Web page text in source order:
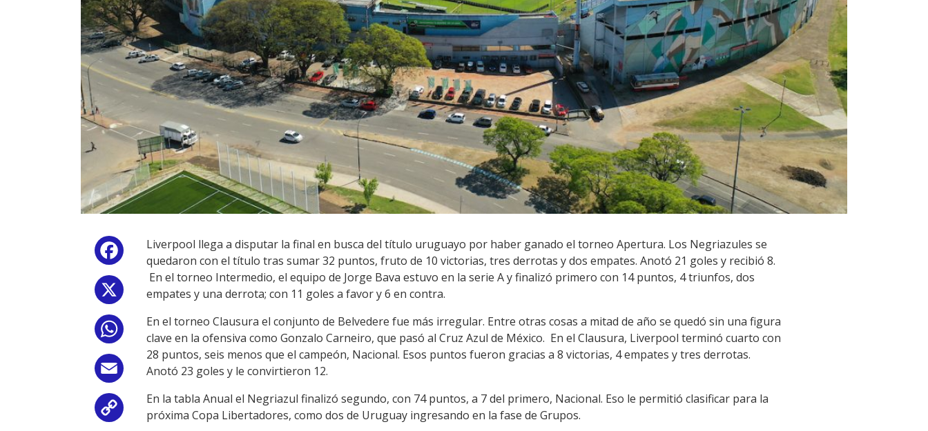
Facebook
WhatsApp
Email
Copy
Liverpool llega a disputar la final en busca del título uruguayo por haber ganado el torneo Apertura. Los Negriazules se
quedaron con el título tras sumar 32 puntos, fruto de 10 victorias, tres derrotas y dos empates. Anotó 21 goles y recibió 8.
En el torneo Intermedio, el equipo de Jorge Bava estuvo en la serie A y finalizó primero con 14 puntos, 4 triunfos, dos
empates y una derrota; con 11 goles a favor y 6 en contra.
En el torneo Clausura el conjunto de Belvedere fue más irregular. Entre otras cosas a mitad de año se quedó sin una figura
clave en la ofensiva como Gonzalo Carneiro, que pasó al Cruz Azul de México. En el Clausura, Liverpool terminó cuarto con
28 puntos, seis menos que el campeón, Nacional. Esos puntos fueron gracias a 8 victorias, 4 empates y tres derrotas.
Anotó 23 goles y le convirtieron 12.
En la tabla Anual el Negriazul finalizó segundo, con 74 puntos, a 7 del primero, Nacional. Eso le permitió clasificar para la
próxima Copa Libertadores, como dos de Uruguay ingresando en la fase de Grupos.